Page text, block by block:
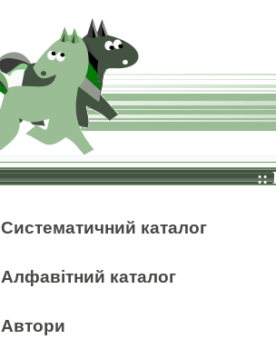
::
Систематичний каталог
Алфавітний каталог
Автори